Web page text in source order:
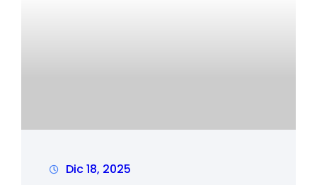
Dic 18, 2025